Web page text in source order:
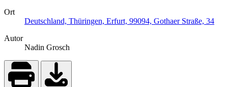
Ort
Deutschland, Thüringen, Erfurt, 99094, Gothaer Straße, 34
Autor
Nadin Grosch